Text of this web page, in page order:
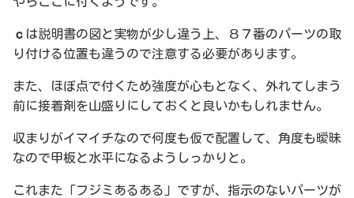
ｃ は説明書の図と実物が少し違う上、８７番のパーツの取
り付ける位置も違うので注意する必要があります。
また、ほぼ点で付くため強度が心もとなく、外れてしまう
前に接着剤を山盛りにしておくと良いかもしれません。
収まりがイマイチなので何度も仮で配置して、角度も曖昧
なので甲板と水平になるようしっかりと。
これまた「フジミあるある」ですが、指示のないパーツが